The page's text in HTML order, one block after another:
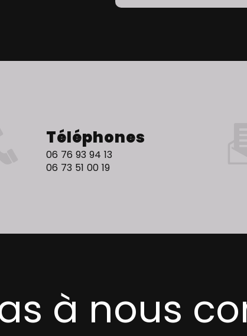
Téléphones
06 76 93 94 13
06 73 51 00 19
à nous